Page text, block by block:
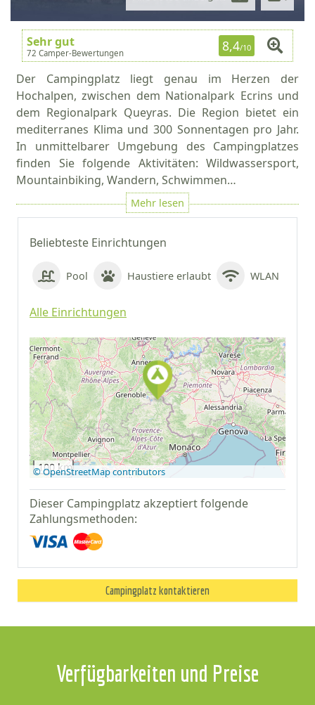
Beliebteste Einrichtungen
Pool Haustiere erlaubt WLAN
Alle Einrichtungen
Auf Google Maps
anzeigen
100 km
© OpenStreetMap contributors
Dieser Campingplatz akzeptiert folgende
Zahlungsmethoden:
Campingplatz kontaktieren
Sehr gut
72 Camper-Bewertungen 8,4/10
Der Campingplatz liegt genau im Herzen der
Hochalpen, zwischen dem Nationalpark Ecrins und
dem Regionalpark Queyras. Die Region bietet ein
mediterranes Klima und 300 Sonnentagen pro Jahr.
In unmittelbarer Umgebung des Campingplatzes
finden Sie folgende Aktivitäten: Wildwassersport,
Mountainbiking, Wandern, Schwimmen…
Verfügbarkeiten und Preise